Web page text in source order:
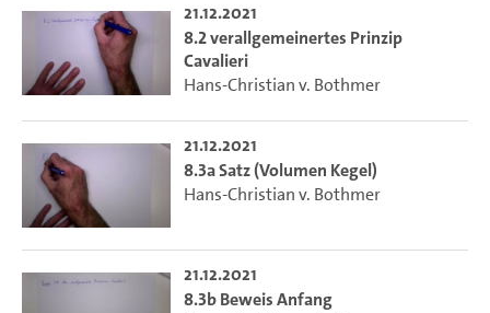
21.12.2021
8.2 verallgemeinertes Prinzip
Cavalieri
Hans-Christian v. Bothmer
21.12.2021
8.3a Satz (Volumen Kegel)
Hans-Christian v. Bothmer
21.12.2021
8.3b Beweis Anfang